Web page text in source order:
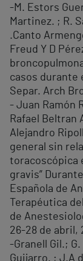
-M. Estors
Martinez. ; R.
.Canto
Freud Y D
casos durante
Separ. Arch
- Juan Ramón
Rafael Beltran
Alejandro
general sin
toracoscópica
gravis”
Española de
Terapéutica
de
26-28 de abril,
-Granell Gil.;
Guijarro. ; J.A